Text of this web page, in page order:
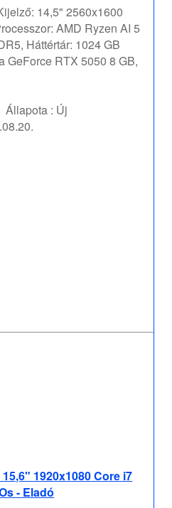
14,5" 2560x1600
AMD Ryzen AI 5
Háttértár: 1024 GB
GeForce RTX 5050 8 GB,
Állapota : Új
1920x1080 Core i7
- Eladó